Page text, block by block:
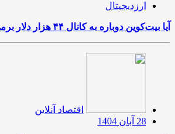
ارزدیجیتال
آیا بیت‌کوین دوباره به کانال ۴۴ هزار دلار برمی‌گردد؟
اقتصاد آنلاین
28 آبان 1404